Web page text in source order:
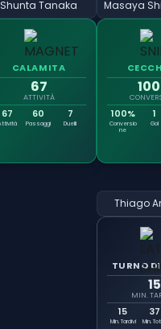
Shunta Tanaka
CALAMITA
67
ATTIVITÀ
67 60
Passaggi
7
Duelli
100%
Conversio
ne
1
Gol
Thiago
TURNO
15
MIN.
15
Min. Tardivi
37
Min.